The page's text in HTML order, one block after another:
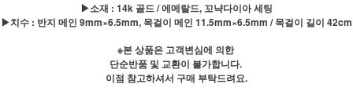
▶소재 : 14k 골드 / 에메랄드, 꼬냑다이아 세팅
▶치수 : 반지 메인 9mm×6.5mm, 목걸이 메인 11.5mm×6.5mm / 목걸이 길이 42cm
※본 상품은 고객변심에 의한
단순반품 및 교환이 불가합니다.
이점 참고하셔서 구매 부탁드려요.